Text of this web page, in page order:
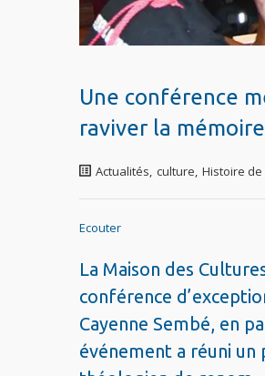
Une conférence
raviver la
Actualités, culture, Histoire
Ecouter
La Maison des
conférence
Cayenne Sembé, en
événement a réuni